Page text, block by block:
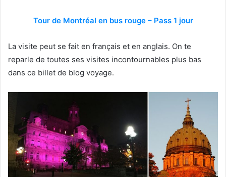
Tour de Montréal en bus rouge – Pass 1 jour
La visite peut se fait en français et en anglais. On te
reparle de toutes ses visites incontournables plus bas
dans ce billet de blog voyage.